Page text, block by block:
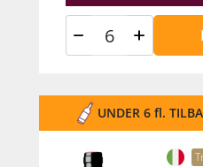
UNDER 6 fl.